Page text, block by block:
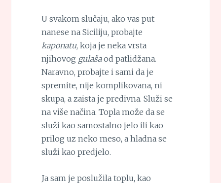
U svakom slučaju, ako vas put
nanese na Siciliju, probajte
kaponatu, koja je neka vrsta
njihovog gulašaod patlidžana.
Naravno, probajte i sami da je
spremite, nije komplikovana, ni
skupa, a zaista je predivna. Služi se
na više načina. Topla može da se
služi kao samostalno jelo ili kao
prilog uz neko meso, a hladna se
služi kao predjelo.
Ja sam je poslužila toplu, kao